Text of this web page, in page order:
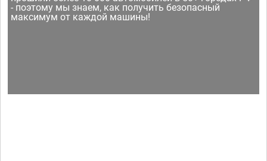
- поэтому мы знаем, как получить безопасный
максимум от каждой машины!